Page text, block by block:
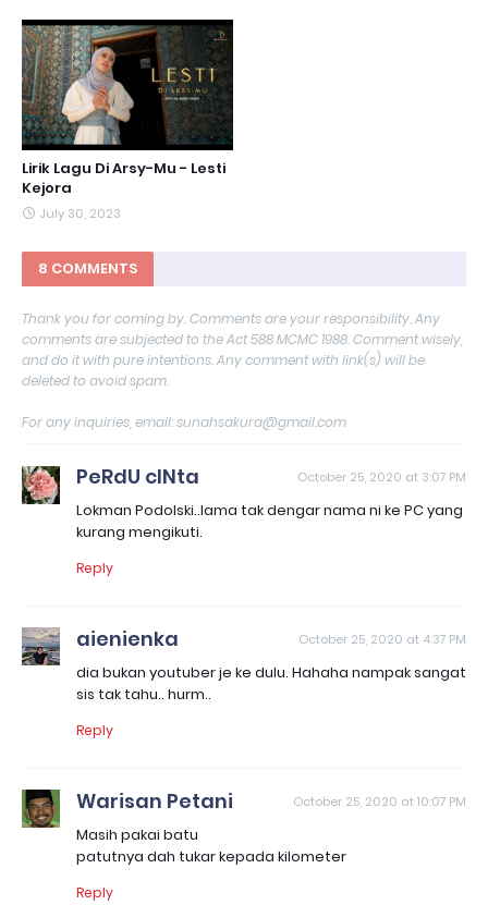
Lirik Lagu Di Arsy-Mu - Lesti
Kejora
July 30, 2023
8 COMMENTS
Thank you for coming by. Comments are your responsibility. Any
comments are subjected to the Act 588 MCMC 1988. Comment wisely,
and do it with pure intentions. Any comment with link(s) will be
deleted to avoid spam.
For any inquiries, email: sunahsakura@gmail.com
PeRdU cINta October 25, 2020 at 3:07 PM
Lokman Podolski..lama tak dengar nama ni ke PC yang
kurang mengikuti.
Reply
aienienka October 25, 2020 at 4:37 PM
dia bukan youtuber je ke dulu. Hahaha nampak sangat
sis tak tahu.. hurm..
Reply
Warisan Petani October 25, 2020 at 10:07 PM
Masih pakai batu
patutnya dah tukar kepada kilometer
Reply